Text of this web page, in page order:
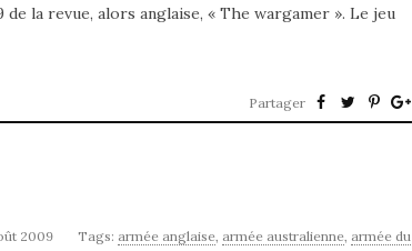
de la revue, alors anglaise, « The wargamer ». Le jeu
Partager
2009 Tags: armée anglaise, armée australienne, armée du